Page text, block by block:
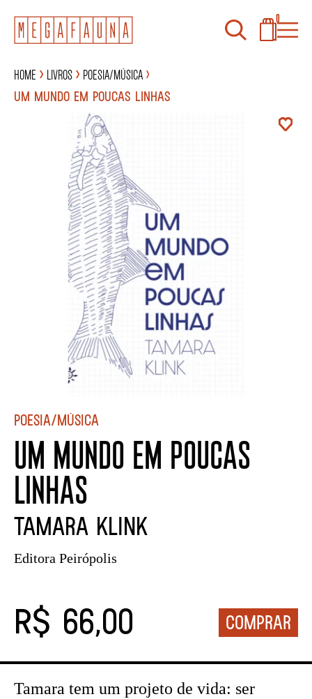
0
Home Livros
Poesia/Música
UM MUNDO EM POUCAS LINHAS
Poesia/Música
UM MUNDO EM POUCAS
LINHAS
Tamara Klink
Editora Peirópolis
R$ 66,00
Tamara tem um projeto de vida: ser